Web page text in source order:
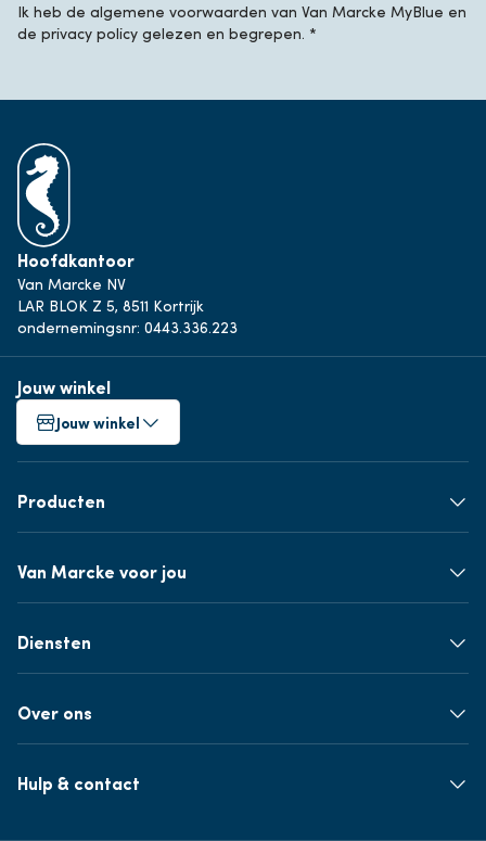
Ik heb de algemene voorwaarden van Van Marcke MyBlue en
de privacy policy gelezen en begrepen. *
Hoofdkantoor
Van Marcke NV
LAR BLOK Z 5, 8511 Kortrijk
ondernemingsnr: 0443.336.223
Jouw winkel
Jouw winkel
Producten
Van Marcke voor jou
Diensten
Over ons
Hulp & contact